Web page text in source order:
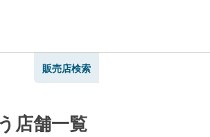
販売店検索
店舗一覧